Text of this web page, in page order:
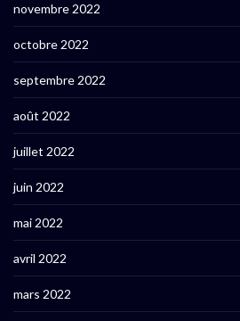
novembre 2022
octobre 2022
septembre 2022
août 2022
juillet 2022
juin 2022
mai 2022
avril 2022
mars 2022